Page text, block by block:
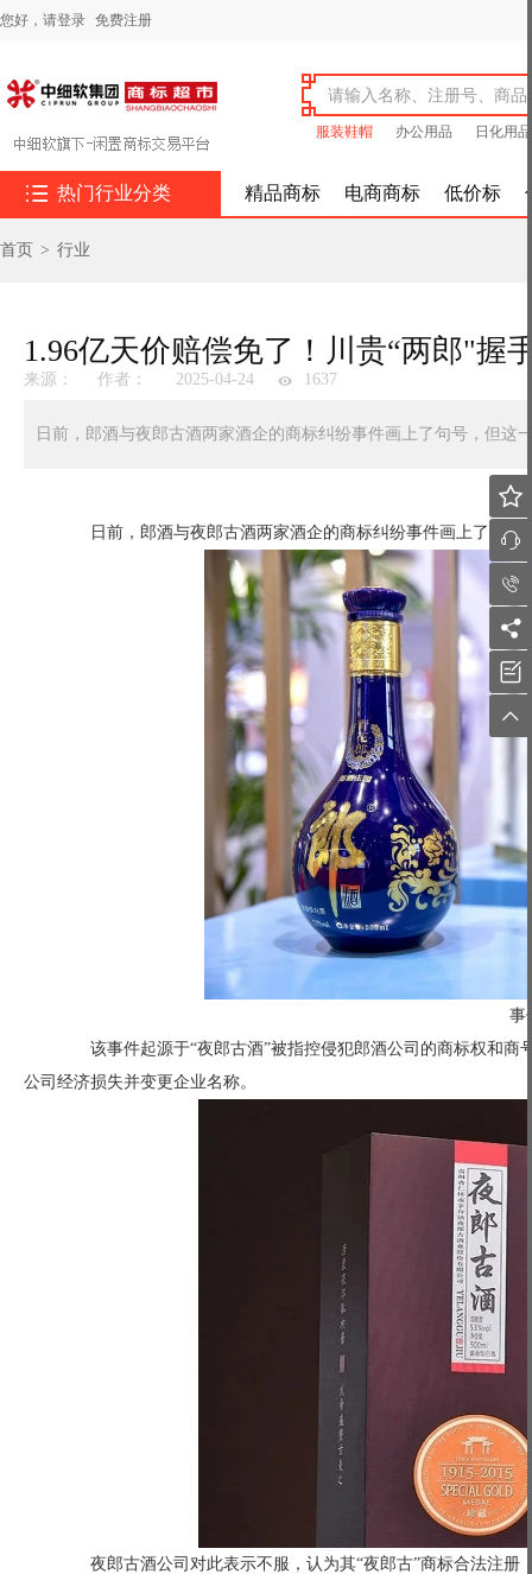
您好， 请登录 免费注册
服装鞋帽 办公用品 日化用品
 热门行业分类 精品商标 电商商标 低价标
首页 > 行业
1.96亿天价赔偿免了！川贵“两郎"握
来源： 作者： 2025-04-24 1637
日前，郎酒与夜郎古酒两家酒企的商标纠纷事件画上了句号，但这
日前，郎酒与夜郎古酒两家酒企的商标纠纷事件画上了句号
事
该事件起源于“夜郎古酒”被指控侵犯郎酒公司的商标权和商
公司经济损失并变更企业名称。
夜郎古酒公司对此表示不服，认为其“夜郎古”商标合法注册





